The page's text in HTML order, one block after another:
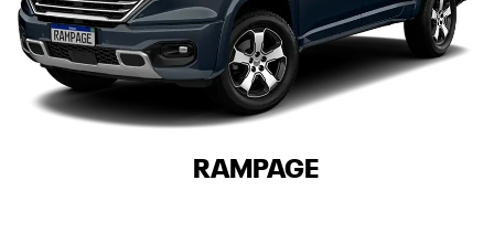
RAMPAGE